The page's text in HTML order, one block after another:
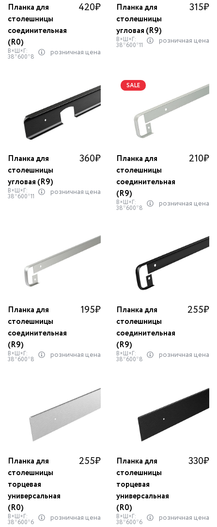
Планка для
столешницы
соединительная
(R0)
420₽
В×Ш×Г:
38*600*8 розничная цена
Планка для
столешницы
угловая (R9)
315₽
В×Ш×Г:
38*600*11 розничная цена
Планка для
столешницы
угловая (R9)
360₽
В×Ш×Г:
38*600*11 розничная цена
Планка для
столешницы
соединительная
(R9)
210₽
В×Ш×Г:
38*600*8 розничная цена
SALE
Планка для
столешницы
соединительная
(R9)
195₽
В×Ш×Г:
38*600*8 розничная цена
Планка для
столешницы
соединительная
(R9)
255₽
В×Ш×Г:
38*600*8 розничная цена
Планка для
столешницы
торцевая
универсальная
(R0)
255₽
В×Ш×Г:
38*600*6 розничная цена
Планка для
столешницы
торцевая
универсальная
(R0)
330₽
В×Ш×Г:
38*600*6 розничная цена